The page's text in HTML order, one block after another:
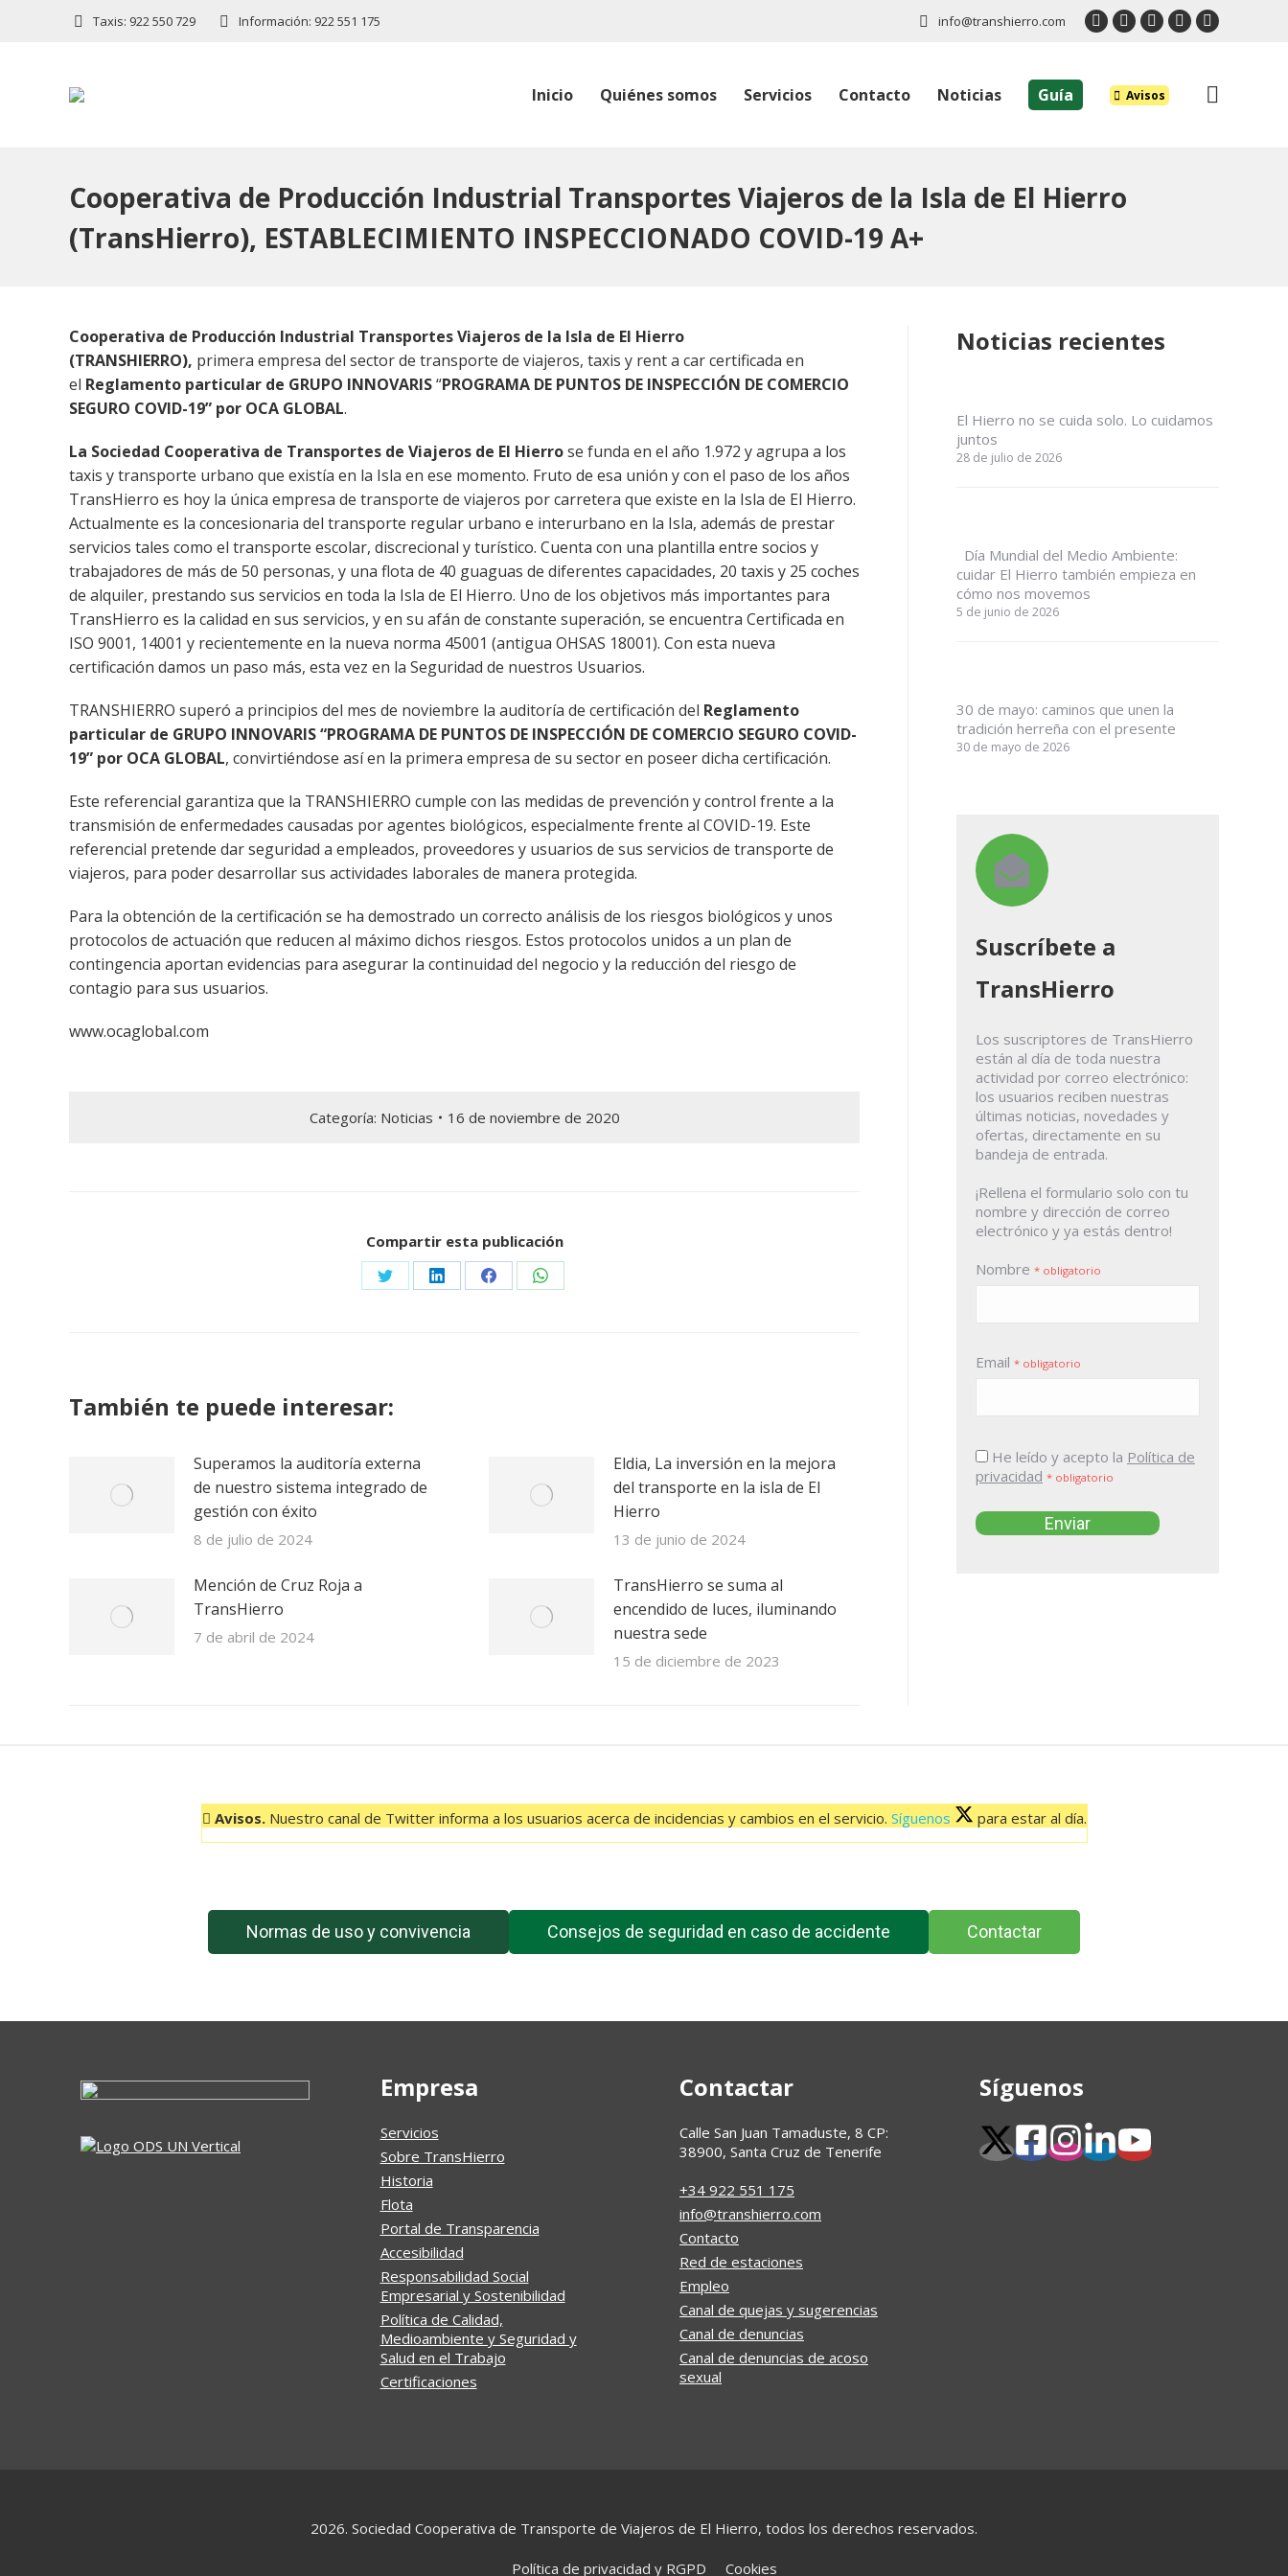
Taxis: 922 550 729 Información: 922 551 175 info@transhierro.com
TwitterFacebook
in
Instagram
in
LinkedinYouTube
in
Inicio Quiénes somos Servicios Contacto Noticias Guía Avisos Buscar:
Cooperativa de Producción Industrial Transportes Viajeros de la Isla de El Hierro
(TransHierro), ESTABLECIMIENTO INSPECCIONADO COVID-19 A+
Cooperativa de Producción Industrial Transportes Viajeros de la Isla de El Hierro
(TRANSHIERRO), primera empresa del sector de transporte de viajeros, taxis y rent a car certificada en
el Reglamento particular de GRUPO INNOVARIS“PROGRAMA DE PUNTOS DE INSPECCIÓN DE COMERCIO
SEGURO COVID-19” por OCA GLOBAL.
La Sociedad Cooperativa de Transportes de Viajeros de El Hierrose funda en el año 1.972 y agrupa a los
taxis y transporte urbano que existía en la Isla en ese momento. Fruto de esa unión y con el paso de los años
TransHierro es hoy la única empresa de transporte de viajeros por carretera que existe en la Isla de El Hierro.
Actualmente es la concesionaria del transporte regular urbano e interurbano en la Isla, además de prestar
servicios tales como el transporte escolar, discrecional y turístico. Cuenta con una plantilla entre socios y
trabajadores de más de 50 personas, y una flota de 40 guaguas de diferentes capacidades, 20 taxis y 25 coches
de alquiler, prestando sus servicios en toda la Isla de El Hierro. Uno de los objetivos más importantes para
TransHierro es la calidad en sus servicios, y en su afán de constante superación, se encuentra Certificada en
ISO 9001, 14001 y recientemente en la nueva norma 45001 (antigua OHSAS 18001). Con esta nueva
certificación damos un paso más, esta vez en la Seguridad de nuestros Usuarios.
TRANSHIERRO superó a principios del mes de noviembre la auditoría de certificación del Reglamento
particular de GRUPO INNOVARIS “PROGRAMA DE PUNTOS DE INSPECCIÓN DE COMERCIO SEGURO COVID-
19” por OCA GLOBAL, convirtiéndose así en la primera empresa de su sector en poseer dicha certificación.
Este referencial garantiza que la TRANSHIERRO cumple con las medidas de prevención y control frente a la
transmisión de enfermedades causadas por agentes biológicos, especialmente frente al COVID-19. Este
referencial pretende dar seguridad a empleados, proveedores y usuarios de sus servicios de transporte de
viajeros, para poder desarrollar sus actividades laborales de manera protegida.
Para la obtención de la certificación se ha demostrado un correcto análisis de los riesgos biológicos y unos
protocolos de actuación que reducen al máximo dichos riesgos. Estos protocolos unidos a un plan de
contingencia aportan evidencias para asegurar la continuidad del negocio y la reducción del riesgo de
contagio para sus usuarios.
www.ocaglobal.com
Categoría: Noticias 16 de noviembre de 2020
Compartir esta publicación
Share Share Share Share
También te puede interesar:
Superamos la auditoría externa
de nuestro sistema integrado de
gestión con éxito
8 de julio de 2024
Eldia, La inversión en la mejora
del transporte en la isla de El
Hierro
13 de junio de 2024
Mención de Cruz Roja a
TransHierro
7 de abril de 2024
TransHierro se suma al
encendido de luces, iluminando
nuestra sede
15 de diciembre de 2023
Noticias recientes
El Hierro no se cuida solo. Lo cuidamos
juntos
28 de julio de 2026
Día Mundial del Medio Ambiente:
cuidar El Hierro también empieza en
cómo nos movemos
5 de junio de 2026
30 de mayo: caminos que unen la
tradición herreña con el presente
30 de mayo de 2026
Suscríbete a
TransHierro
Los suscriptores de TransHierro
están al día de toda nuestra
actividad por correo electrónico:
los usuarios reciben nuestras
últimas noticias, novedades y
ofertas, directamente en su
bandeja de entrada.
¡Rellena el formulario solo con tu
nombre y dirección de correo
electrónico y ya estás dentro!
Nombre * obligatorio
Email * obligatorio
He leído y acepto la Política de
privacidad * obligatorio
Avisos.Nuestro canal de Twitter informa a los usuarios acerca de incidencias y cambios en el servicio. Síguenos para estar al día.
El feed de Twitter no está disponible en este momento.
Normas de uso y convivencia Consejos de seguridad en caso de accidente Contactar
Empresa
Servicios
Sobre TransHierro
Historia
Flota
Portal de Transparencia
Accesibilidad
Responsabilidad Social
Empresarial y Sostenibilidad
Política de Calidad,
Medioambiente y Seguridad y
Salud en el Trabajo
Certificaciones
Contactar
Calle San Juan Tamaduste, 8 CP:
38900, Santa Cruz de Tenerife
+34 922 551 175
info@transhierro.com
Contacto
Red de estaciones
Empleo
Canal de quejas y sugerencias
Canal de denuncias
Canal de denuncias de acoso
sexual
Síguenos
2026. Sociedad Cooperativa de Transporte de Viajeros de El Hierro, todos los derechos reservados.
Política de privacidad y RGPD Cookies